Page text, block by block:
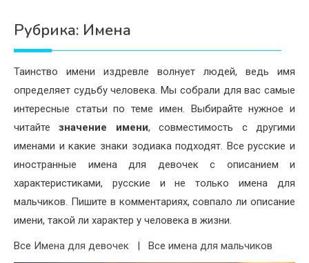
Дети
Дом
Жизнь
Хобби
Красота
Рубрика: Имена
Таинство имени издревле волнует людей, ведь имя
определяет судьбу человека. Мы собрали для вас самые
интересные статьи по теме имен. Выбирайте нужное и
читайтезначение имени, совместимость с другими
именами и какие знаки зодиака подходят. Все русские и
иностранные имена для девочек с описанием и
характеристиками, русские и не только имена для
мальчиков. Пишите в комментариях, совпало ли описание
имени, такой ли характер у человека в жизни.
Все Имена для девочек | Все имена для мальчиков